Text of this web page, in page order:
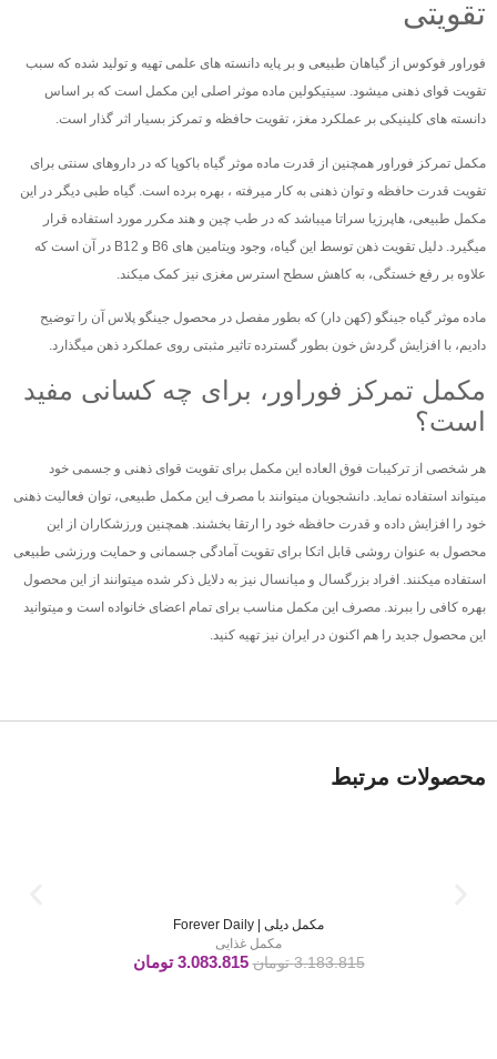
تقویتی
فوراور فوکوس از گیاهان طبیعی و بر پایه دانسته های علمی تهیه و تولید شده که سبب
تقویت قوای ذهنی میشود. سیتیکولین ماده موثر اصلی این مکمل است که بر اساس
دانسته های کلینیکی بر عملکرد مغز، تقویت حافظه و تمرکز بسیار اثر گذار است.
مکمل تمرکز فوراور همچنین از قدرت ماده موثر گیاه باکوپا که در داروهای سنتی برای
تقویت قدرت حافظه و توان ذهنی به کار میرفته ، بهره برده است. گیاه طبی دیگر در این
مکمل طبیعی، هاپرزیا سراتا میباشد که در طب چین و هند مکرر مورد استفاده قرار
میگیرد. دلیل تقویت ذهن توسط این گیاه، وجود ویتامین های B6 و B12 در آن است که
علاوه بر رفع خستگی، به کاهش سطح استرس مغزی نیز کمک میکند.
ماده موثر گیاه جینگو (کهن دار) که بطور مفصل در محصول جینگو پلاس آن را توضیح
دادیم، با افزایش گردش خون بطور گسترده تاثیر مثبتی روی عملکرد ذهن میگذارد.
مکمل تمرکز فوراور، برای چه کسانی مفید
است؟
هر شخصی از ترکیبات فوق العاده این مکمل برای تقویت قوای ذهنی و جسمی خود
میتواند استفاده نماید. دانشجویان میتوانند با مصرف این مکمل طبیعی، توان فعالیت ذهنی
خود را افزایش داده و قدرت حافظه خود را ارتقا بخشند. همچنین ورزشکاران از این
محصول به عنوان روشی قابل اتکا برای تقویت آمادگی جسمانی و حمایت ورزشی طبیعی
استفاده میکنند. افراد بزرگسال و میانسال نیز به دلایل ذکر شده میتوانند از این محصول
بهره کافی را ببرند. مصرف این مکمل مناسب برای تمام اعضای خانواده است و میتوانید
این محصول جدید را هم اکنون در ایران نیز تهیه کنید.
محصولات مرتبط
مکمل دیلی | Forever Daily
مکمل غذایی
3.183.815 تومان 3.083.815 تومان